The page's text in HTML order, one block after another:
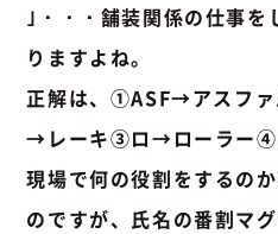
｣・・・舗装関係の仕事を
りますよね。
正解は、①ASF→アスフ
→レーキ③ロ→ローラー④
現場で何の役割をするの
のですが、氏名の番割マ